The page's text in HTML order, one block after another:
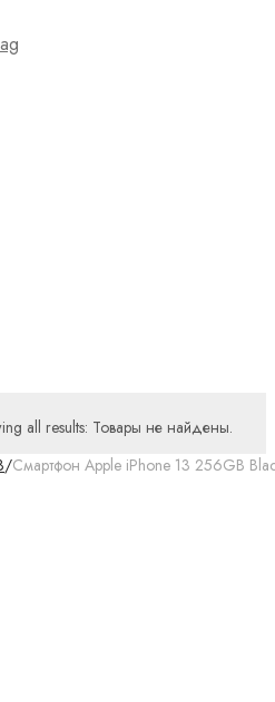
all results: Товары не найдены.
/Смартфон Apple iPhone 13 256GB